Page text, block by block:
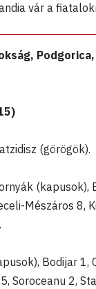
vár a
(görögök).
Mészáros 8,
Bodijar 1,
Soroceanu 2,